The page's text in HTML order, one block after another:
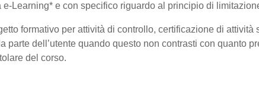
Learning* e con specifico riguardo al principio di
formativo per attività di controllo, certificazione di
dell’utente quando questo non contrasti con quanto
del corso.